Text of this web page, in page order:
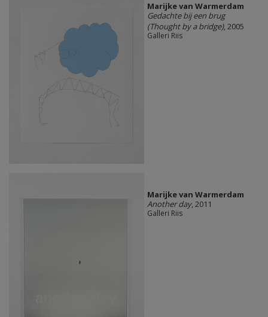
Marijke van Warmerdam
Gedachte bij een brug
(Thought by a bridge), 2005
Galleri Riis
Marijke van Warmerdam
Another day, 2011
Galleri Riis